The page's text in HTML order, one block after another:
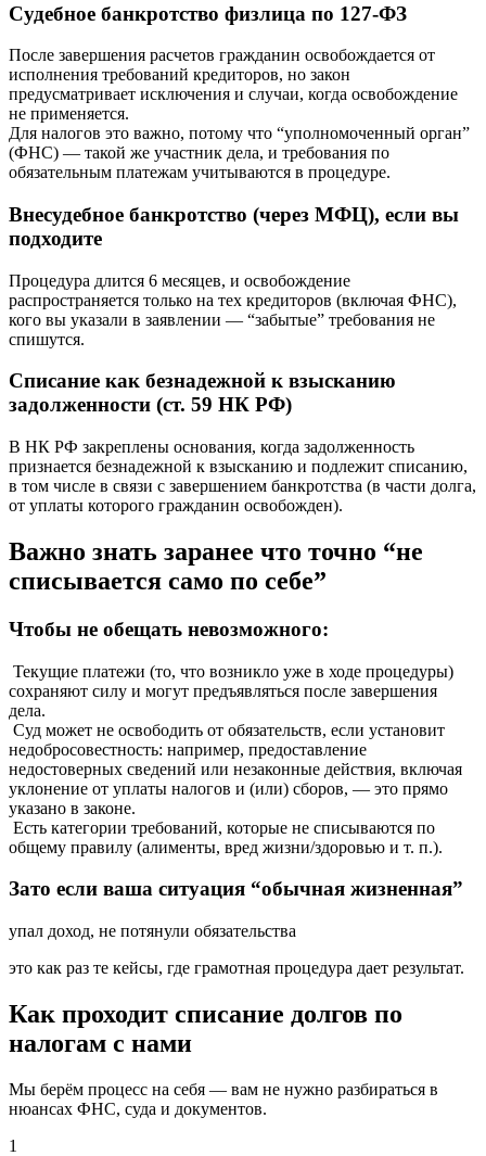
Судебное банкротство физлица по 127‑ФЗ
После завершения расчетов гражданин освобождается от
исполнения требований кредиторов, но закон
предусматривает исключения и случаи, когда освобождение
не применяется.
Для налогов это важно, потому что “уполномоченный орган”
(ФНС) — такой же участник дела, и требования по
обязательным платежам учитываются в процедуре.
Внесудебное банкротство (через МФЦ), если вы
подходите
Процедура длится 6 месяцев, и освобождение
распространяется только на тех кредиторов (включая ФНС),
кого вы указали в заявлении — “забытые” требования не
спишутся.
Списание как безнадежной к взысканию
задолженности (ст. 59 НК РФ)
В НК РФ закреплены основания, когда задолженность
признается безнадежной к взысканию и подлежит списанию,
в том числе в связи с завершением банкротства (в части долга,
от уплаты которого гражданин освобожден).
Важно знать заранее что точно “не
списывается само по себе”
Чтобы не обещать невозможного:
Текущие платежи (то, что возникло уже в ходе процедуры)
сохраняют силу и могут предъявляться после завершения
дела.
Суд может не освободить от обязательств, если установит
недобросовестность: например, предоставление
недостоверных сведений или незаконные действия, включая
уклонение от уплаты налогов и (или) сборов, — это прямо
указано в законе.
Есть категории требований, которые не списываются по
общему правилу (алименты, вред жизни/здоровью и т. п.).
Зато если ваша ситуация “обычная жизненная”
упал доход, не потянули обязательства
это как раз те кейсы, где грамотная процедура дает результат.
Как проходит списание долгов по
налогам с нами
Мы берём процесс на себя — вам не нужно разбираться в
нюансах ФНС, суда и документов.
1